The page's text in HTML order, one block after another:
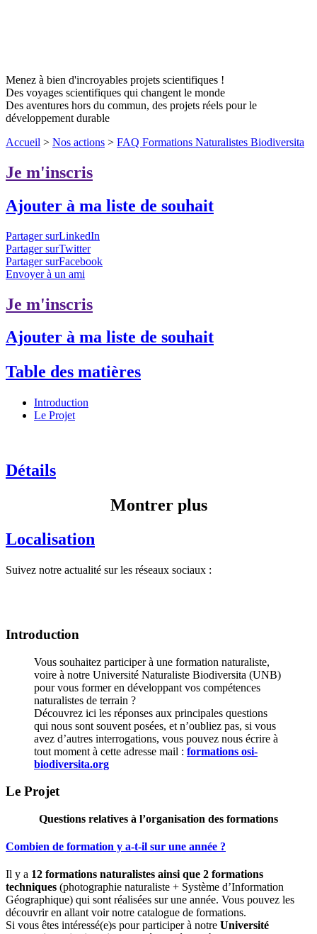
Menez à bien d'incroyables projets scientifiques !
Des voyages scientifiques qui changent le monde
Des aventures hors du commun, des projets réels pour le
développement durable
Accueil > Nos actions > FAQ Formations Naturalistes Biodiversita
Je m'inscris
Ajouter à ma liste de souhait
Partager surLinkedIn
Partager surTwitter
Partager surFacebook
Envoyer à un ami
Je m'inscris
Ajouter à ma liste de souhait
Table des matières
Introduction
Le Projet
Détails
Montrer plus
Localisation
Suivez notre actualité sur les réseaux sociaux :
Introduction
Vous souhaitez participer à une formation naturaliste,
voire à notre Université Naturaliste Biodiversita (UNB)
pour vous former en développant vos compétences
naturalistes de terrain ?
Découvrez ici les réponses aux principales questions
qui nous sont souvent posées, et n’oubliez pas, si vous
avez d’autres interrogations, vous pouvez nous écrire à
tout moment à cette adresse mail : formations osi-
biodiversita.org
Le Projet
Questions relatives à l’organisation des formations
Combien de formation y a-t-il sur une année ?
Il y a 12 formations naturalistes ainsi que 2 formations
techniques (photographie naturaliste + Système d’Information
Géographique) qui sont réalisées sur une année. Vous pouvez les
découvrir en allant voir notre catalogue de formations.
Si vous êtes intéressé(e)s pour participer à notre Université